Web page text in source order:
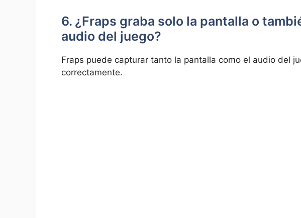
6. ¿Fraps graba solo la pantalla o
audio‌ del juego?
Fraps puede⁢ capturar tanto la pantalla como el audio del
correctamente.